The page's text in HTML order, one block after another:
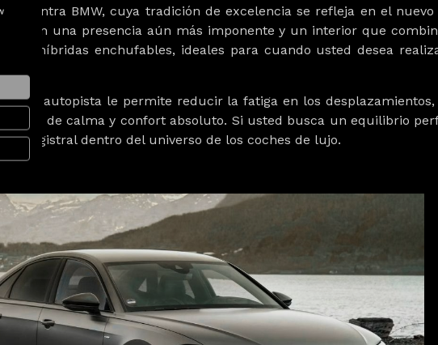
BMW, cuya tradición de excelencia se refleja en el
con una presencia aún más imponente y un interior que
híbridas enchufables, ideales para cuando usted desea
en autopistale permite reducir la fatiga en los
de calma y confort absoluto. Si usted busca un equilibrio
magistral dentro del universo de los coches de lujo.